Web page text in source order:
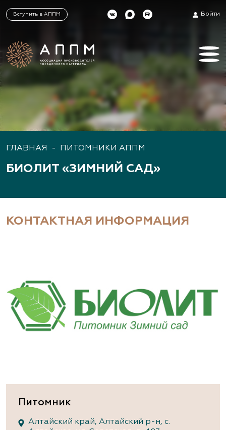
Вступить в АППМ Войти
ГЛАВНАЯ - ПИТОМНИКИ АППМ
БИОЛИТ «ЗИМНИЙ САД»
КОНТАКТНАЯ ИНФОРМАЦИЯ
Питомник
Алтайский край, Алтайский р-н, с.